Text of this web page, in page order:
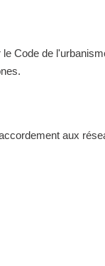
Code de
aux